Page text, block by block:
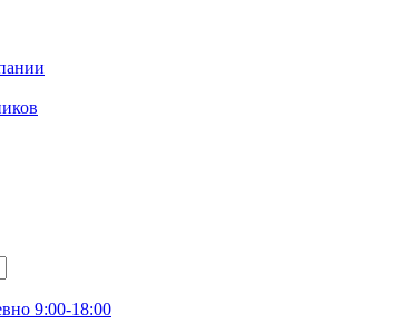
9:00-18:00